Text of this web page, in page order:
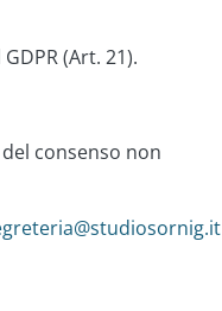
(Art. 21).
consenso non